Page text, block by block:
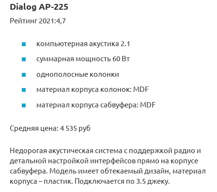
Dialog AP-225
Рейтинг 2021:4,7
компьютерная акустика 2.1
суммарная мощность 60 Вт
однополосные колонки
материал корпуса колонок: MDF
материал корпуса сабвуфера: MDF
Средняя цена: 4 535 руб
Недорогая акустическая система с поддержкой радио и
детальной настройкой интерфейсов прямо на корпусе
сабвуфера. Модель имеет обтекаемый дизайн, материал
корпуса – пластик. Подключается по 3.5 джеку.